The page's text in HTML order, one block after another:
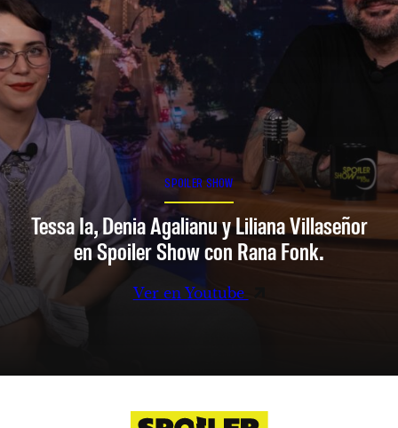
SPOILER SHOW
Tessa Ia, Denia Agalianu y Liliana Villaseñor
en Spoiler Show con Rana Fonk.
Ver en Youtube